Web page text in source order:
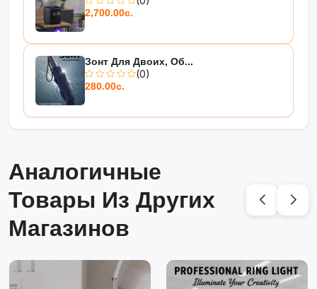
2,700.00с.
Зонт Для Двоих, Об...
(0)
280.00с.
Аналогичные
Товары Из Других
Магазинов